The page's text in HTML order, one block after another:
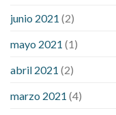
junio 2021 (2)
mayo 2021 (1)
abril 2021 (2)
marzo 2021 (4)